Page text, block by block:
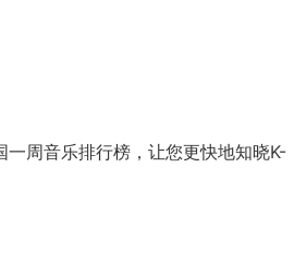
周音乐排行榜，让您更快地知晓K-